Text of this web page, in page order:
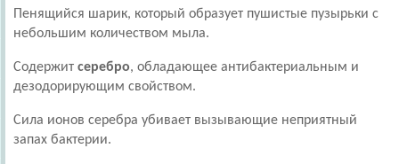
Пенящийся шарик, который образует пушистые пузырьки с
небольшим количеством мыла.
Содержит серебро, обладающее антибактериальным и
дезодорирующим свойством.
Сила ионов серебра убивает вызывающие неприятный
запах бактерии.